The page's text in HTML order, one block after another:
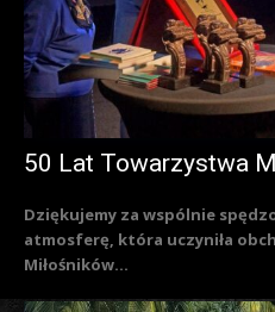
50 Lat Towarzystwa
Dziękujemy za wspólnie
atmosferę, która uczyniła
Miłośników...